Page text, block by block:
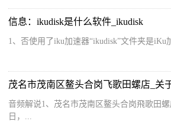
信息：ikudisk是什么软件_ikudisk
1、否使用了iku加速器“ikudisk”文件夹是iKu
音频解说1、茂名市茂南区鳌头合岗飛歌田螺
日，...